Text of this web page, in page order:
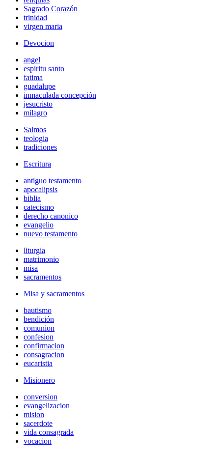
Sagrado Corazón
trinidad
virgen maria
Devocion
angel
espiritu santo
fatima
guadalupe
inmaculada concepción
jesucristo
milagro
Salmos
teologia
tradiciones
Escritura
antiguo testamento
apocalipsis
biblia
catecismo
derecho canonico
evangelio
nuevo testamento
liturgia
matrimonio
misa
sacramentos
Misa y sacramentos
bautismo
bendición
comunion
confesion
confirmacion
consagracion
eucaristia
Misionero
conversion
evangelizacion
mision
sacerdote
vida consagrada
vocacion